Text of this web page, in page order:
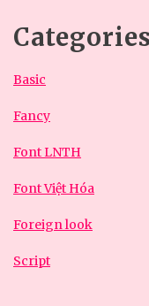
Categories
Basic
Fancy
Font LNTH
Font Việt Hóa
Foreign look
Script